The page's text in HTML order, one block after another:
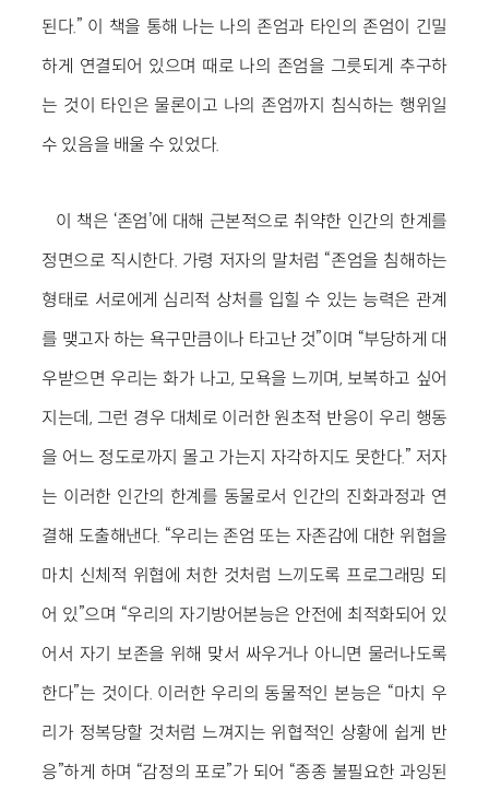
된다.” 이 책을 통해 나는 나의 존엄과 타인의 존엄이 긴밀
하게 연결되어 있으며 때로 나의 존엄을 그릇되게 추구하
는 것이 타인은 물론이고 나의 존엄까지 침식하는 행위일
수 있음을 배울 수 있었다.
이 책은 ‘존엄’에 대해 근본적으로 취약한 인간의 한계를
정면으로 직시한다. 가령 저자의 말처럼 “존엄을 침해하는
형태로 서로에게 심리적 상처를 입힐 수 있는 능력은 관계
를 맺고자 하는 욕구만큼이나 타고난 것”이며 “부당하게 대
우받으면 우리는 화가 나고, 모욕을 느끼며, 보복하고 싶어
지는데, 그런 경우 대체로 이러한 원초적 반응이 우리 행동
을 어느 정도로까지 몰고 가는지 자각하지도 못한다.” 저자
는 이러한 인간의 한계를 동물로서 인간의 진화과정과 연
결해 도출해낸다. “우리는 존엄 또는 자존감에 대한 위협을
마치 신체적 위협에 처한 것처럼 느끼도록 프로그래밍 되
어 있”으며 “우리의 자기방어본능은 안전에 최적화되어 있
어서 자기 보존을 위해 맞서 싸우거나 아니면 물러나도록
한다”는 것이다. 이러한 우리의 동물적인 본능은 “마치 우
리가 정복당할 것처럼 느껴지는 위협적인 상황에 쉽게 반
응”하게 하며 “감정의 포로”가 되어 “종종 불필요한 과잉된